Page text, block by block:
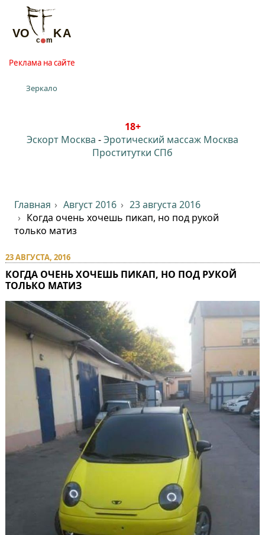
Реклама на сайте
Зеркало
18+
Эскорт Москва -Эротический массаж Москва
Проститутки СПб
Главная Август 2016
23 августа 2016
Когда очень хочешь пикап, но под рукой
только матиз
23 АВГУСТА, 2016
КОГДА ОЧЕНЬ ХОЧЕШЬ ПИКАП, НО ПОД РУКОЙ
ТОЛЬКО МАТИЗ